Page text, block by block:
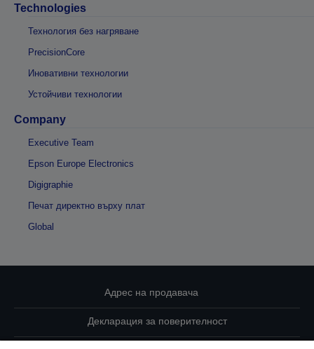
Technologies
Технология без нагряване
PrecisionCore
Иновативни технологии
Устойчиви технологии
Company
Executive Team
Epson Europe Electronics
Digigraphie
Печат директно върху плат
Global
Адрес на продавача
Декларация за поверителност